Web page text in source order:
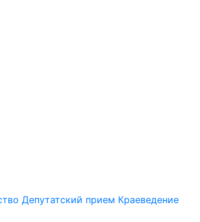
Депутатский прием Краеведение